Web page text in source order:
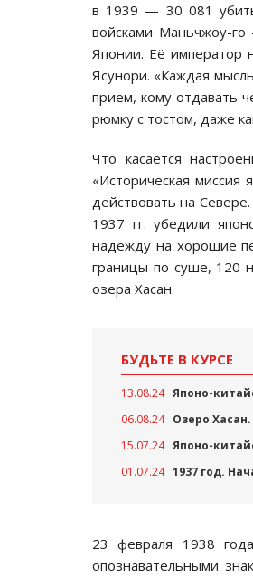
в 1939 — 30 081
войсками Маньчжоу-
Японии. Её император
Ясунори. «Каждая
прием, кому отдавать
рюмку с тостом, даже
Что касается
«Историческая
действовать на
1937 гг. убедили
надежду на хорошие
границы по суше, 120
озера Хасан.
БУДЬТЕ В КУРСЕ
13.08.24 Японо-
06.08.24 Озеро
15.07.24 Японо-
01.07.24 1937 год.
23 февраля 1938
опознавательными